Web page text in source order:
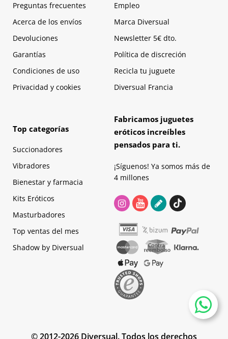
Preguntas frecuentes
Acerca de los envíos
Devoluciones
Garantías
Condiciones de uso
Privacidad y cookies
Empleo
Marca Diversual
Newsletter 5€ dto.
Política de discreción
Recicla tu juguete
Diversual Francia
Top categorías
Succionadores
Vibradores
Bienestar y farmacia
Kits Eróticos
Masturbadores
Top ventas del mes
Shadow by Diversual
Fabricamos juguetes
eróticos increíbles
pensados para ti.
¡Síguenos! Ya somos más de
4 millones
© 2012-2026 Diversual. Todos los derechos